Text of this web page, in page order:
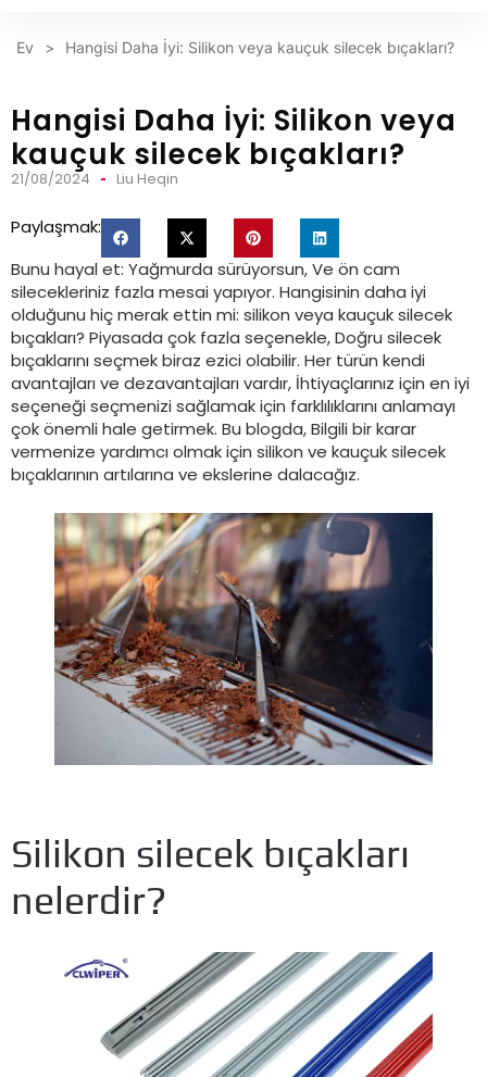
Ev > Hangisi Daha İyi: Silikon veya kauçuk silecek bıçakları?
Hangisi Daha İyi: Silikon veya
kauçuk silecek bıçakları?
21/08/2024 Liu Heqin
Paylaşmak:
Bunu hayal et: Yağmurda sürüyorsun, Ve ön cam
silecekleriniz fazla mesai yapıyor. Hangisinin daha iyi
olduğunu hiç merak ettin mi: silikon veya kauçuk silecek
bıçakları? Piyasada çok fazla seçenekle, Doğru silecek
bıçaklarını seçmek biraz ezici olabilir. Her türün kendi
avantajları ve dezavantajları vardır, İhtiyaçlarınız için en iyi
seçeneği seçmenizi sağlamak için farklılıklarını anlamayı
çok önemli hale getirmek. Bu blogda, Bilgili bir karar
vermenize yardımcı olmak için silikon ve kauçuk silecek
bıçaklarının artılarına ve ekslerine dalacağız.
Silikon silecek bıçakları
nelerdir?